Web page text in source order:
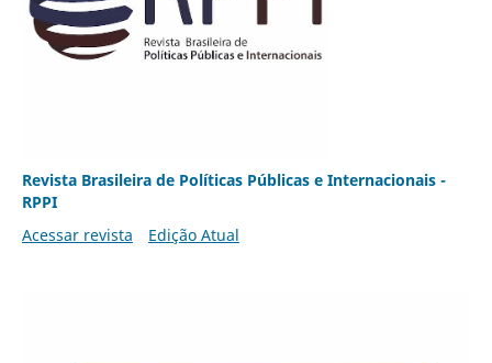
Revista Brasileira de Políticas Públicas e Internacionais -
RPPI
Acessar revista
Edição Atual